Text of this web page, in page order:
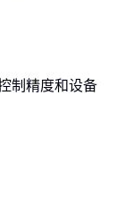
制精度和设备